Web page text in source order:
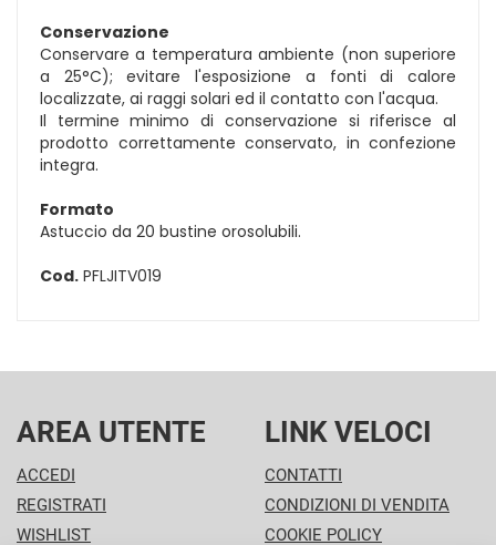
Conservazione
Conservare a temperatura ambiente (non superiore
a 25°C); evitare l'esposizione a fonti di calore
localizzate, ai raggi solari ed il contatto con l'acqua.
Il termine minimo di conservazione si riferisce al
prodotto correttamente conservato, in confezione
integra.
Formato
Astuccio da 20 bustine orosolubili.
Cod. PFLJITV019
AREA UTENTE
ACCEDI
REGISTRATI
WISHLIST
LINK VELOCI
CONTATTI
CONDIZIONI DI VENDITA
COOKIE POLICY